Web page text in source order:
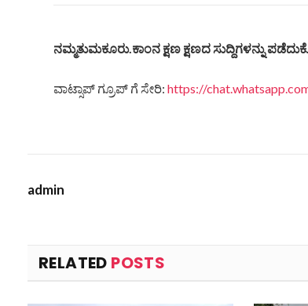
ನಮ್ಮತುಮಕೂರು.ಕಾಂನ ಕ್ಷಣ ಕ್ಷಣದ ಸುದ್ದಿಗಳನ್ನು
ವಾಟ್ಸಾಪ್ ಗ್ರೂಪ್ ಗೆ ಸೇರಿ: https://
admin
RELATED POSTS